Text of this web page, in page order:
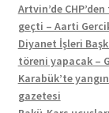
Artvin’de
geçti – Aarti
Diyanet İşleri
töreni yapacak –
Karabük’te
gazetesi